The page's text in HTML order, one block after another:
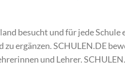
besucht und für jede
ergänzen. SCHULEN.DE
und Lehrer.